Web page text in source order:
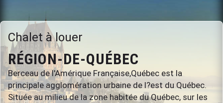
Chalet à louer
RÉGION-DE-QUÉBEC
Berceau de l'Amérique Française,Québec est la
principale agglomération urbaine de l?est du Québec.
Située au milieu de la zone habitée du Québec, sur les